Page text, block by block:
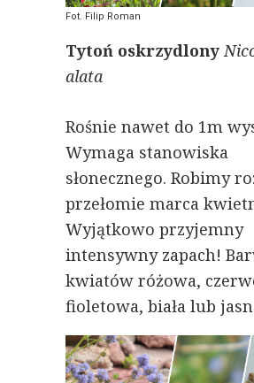
Fot. Filip Roman
Tytoń oskrzydlony
alata
Rośnie nawet do 1m
Wymaga stanowiska
słonecznego. Robimy
przełomie marca
Wyjątkowo przyjemny
intensywny zapach!
kwiatów różowa,
fioletowa, biała lub